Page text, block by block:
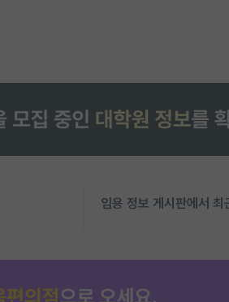
임용 정보 게시판에서